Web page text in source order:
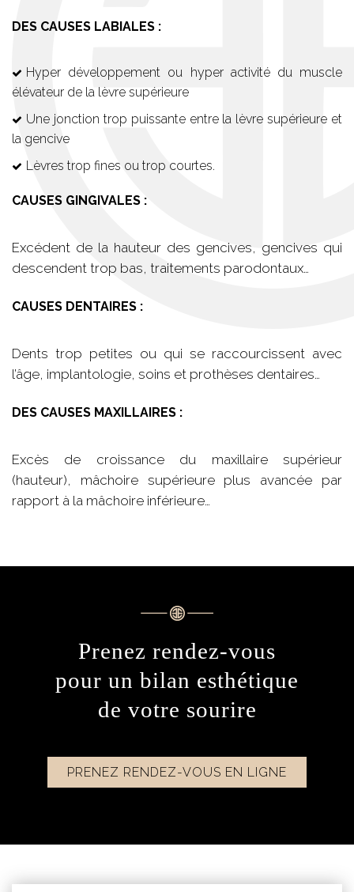
DES CAUSES LABIALES :
Hyper développement ou hyper activité du muscle
élévateur de la lèvre supérieure
Une jonction trop puissante entre la lèvre supérieure et
la gencive
Lèvres trop fines ou trop courtes.
CAUSES GINGIVALES :
Excédent de la hauteur des gencives, gencives qui
descendent trop bas, traitements parodontaux…
CAUSES DENTAIRES :
Dents trop petites ou qui se raccourcissent avec
l’âge, implantologie, soins et prothèses dentaires…
DES CAUSES MAXILLAIRES :
Excès de croissance du maxillaire supérieur
(hauteur), mâchoire supérieure plus avancée par
rapport à la mâchoire inférieure…
Prenez rendez-vous
pour un bilan esthétique
de votre sourire
PRENEZ RENDEZ-VOUS EN LIGNE